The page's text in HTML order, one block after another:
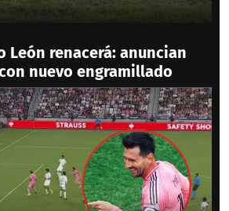
León renacerá: anuncian
nuevo engramillado